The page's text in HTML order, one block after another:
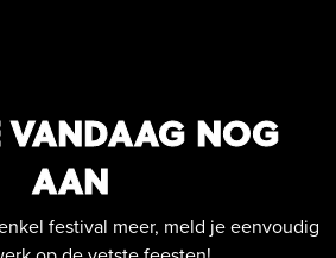
VANDAAG NOG
AAN
festival meer, meld je eenvoudig